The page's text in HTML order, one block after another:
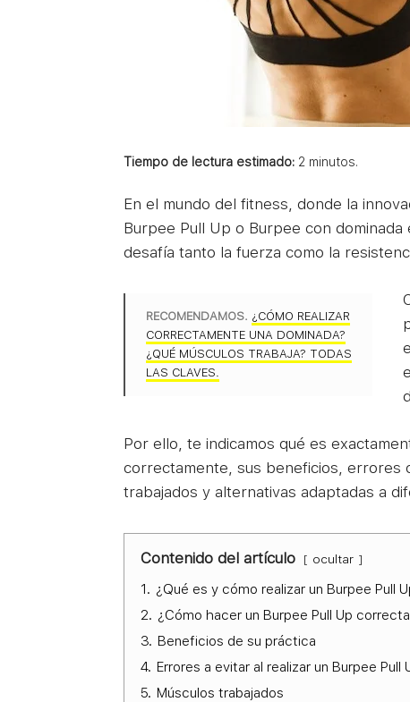
Tiempo de lectura estimado: 2 minutos.
En el mundo del fitness, donde la
Burpee Pull Up o Burpee con
desafía tanto la fuerza como la
RECOMENDAMOS. ¿CÓMO REALIZAR
CORRECTAMENTE UNA DOMINADA?
¿QUÉ MÚSCULOS TRABAJA? TODAS
LAS CLAVES.
Por ello, te indicamos qué es
correctamente, sus beneficios, errores
trabajados y alternativas adaptadas a
Contenido del artículo ocultar
1. ¿Qué es y cómo realizar un Burpee Pull
2. ¿Cómo hacer un Burpee Pull Up
3. Beneficios de su práctica
4. Errores a evitar al realizar un Burpee Pull
5. Músculos trabajados